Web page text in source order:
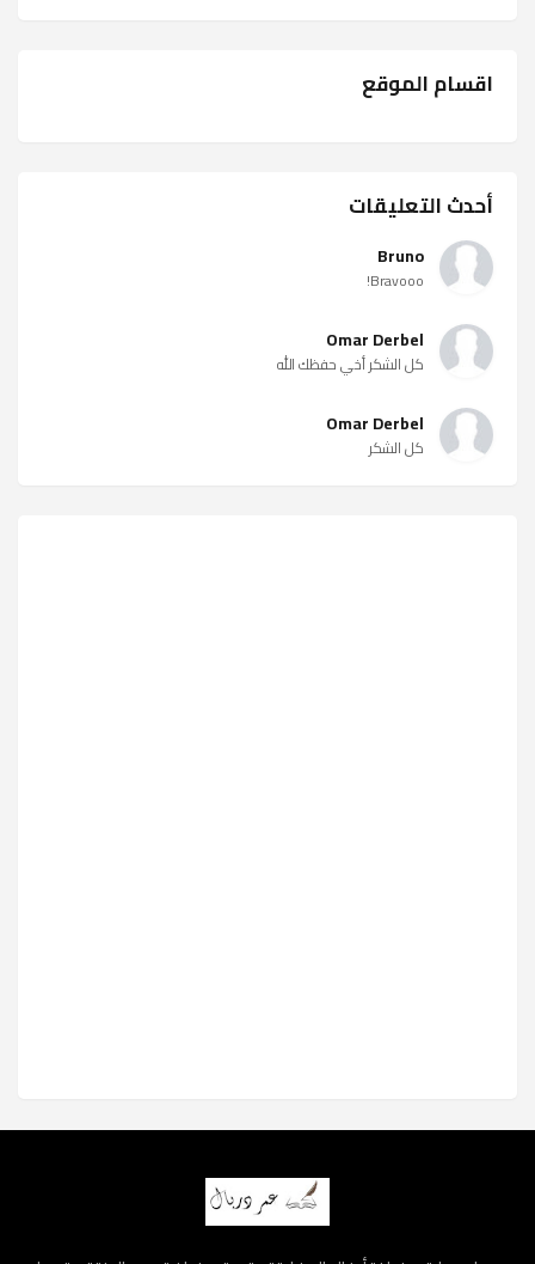
اقسام الموقع
أحدث التعليقات
Bruno
Bravooo!
Omar Derbel
كل الشكر أخي حفظك الله
Omar Derbel
كل الشكر